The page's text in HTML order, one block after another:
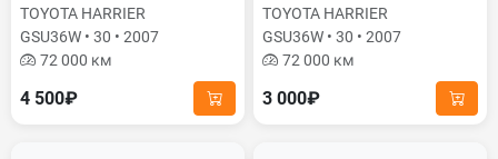
TOYOTA HARRIER
GSU36W • 30 • 2007
72 000 км
4 500₽
TOYOTA HARRIER
GSU36W • 30 • 2007
72 000 км
3 000₽